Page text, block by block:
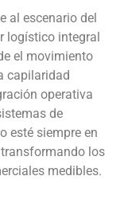
al escenario del
logístico integral
el movimiento
capilaridad
operativa
de
esté siempre en
los
medibles.